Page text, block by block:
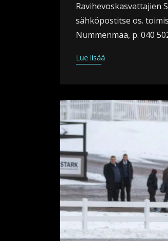
Ravihevoskasvattajien
sähköpostitse os.
Nummenmaa, p. 040
Lue lisää